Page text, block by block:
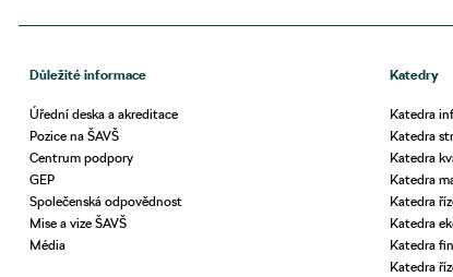
Důležité informace
Úřední deska a akreditace
Pozice na ŠAVŠ
Centrum podpory
GEP
Společenská odpovědnost
Mise a vize ŠAVŠ
Média
Katedry
Katedra
Katedra
Katedra
Katedra
Katedra
Katedra
Katedra
Katedra